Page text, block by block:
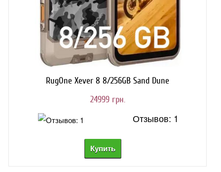
ПЛАНШЕТЫ
АКСЕССУАРЫ
RugOne Xever 8 8/256GB Sand Dune
24999 грн.
Отзывов: 1